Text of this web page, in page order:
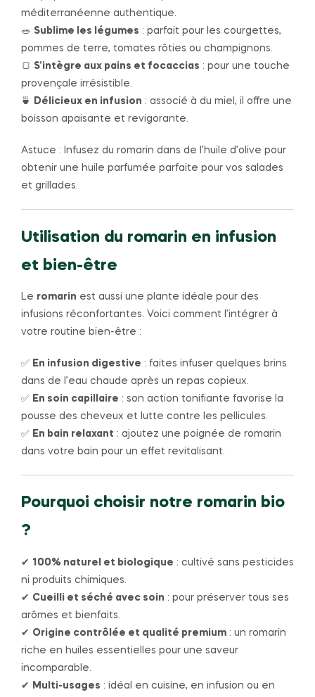
méditerranéenne authentique.
🥗 Sublime les légumes : parfait pour les courgettes,
pommes de terre, tomates rôties ou champignons.
🍞 S’intègre aux pains et focaccias : pour une touche
provençale irrésistible.
🍵 Délicieux en infusion : associé à du miel, il offre une
boisson apaisante et revigorante.
Astuce : Infusez du romarin dans de l’huile d’olive pour
obtenir une huile parfumée parfaite pour vos salades
et grillades.
Utilisation du romarin en infusion
et bien-être
Le romarin est aussi une plante idéale pour des
infusions réconfortantes. Voici comment l’intégrer à
votre routine bien-être :
✅ En infusion digestive : faites infuser quelques brins
dans de l’eau chaude après un repas copieux.
✅ En soin capillaire : son action tonifiante favorise la
pousse des cheveux et lutte contre les pellicules.
✅ En bain relaxant : ajoutez une poignée de romarin
dans votre bain pour un effet revitalisant.
Pourquoi choisir notre romarin bio
?
✔ 100% naturel et biologique : cultivé sans pesticides
ni produits chimiques.
✔ Cueilli et séché avec soin : pour préserver tous ses
arômes et bienfaits.
✔ Origine contrôlée et qualité premium : un romarin
riche en huiles essentielles pour une saveur
incomparable.
✔
Multi-usages : idéal en cuisine, en infusion ou en